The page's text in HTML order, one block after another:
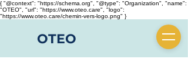
{ "@context": "https://schema.org", "@type": "Organization", "name":
"OTEO", "url": "https://www.oteo.care", "logo":
"https://www.oteo.care/chemin-vers-logo.png" }
OTEO